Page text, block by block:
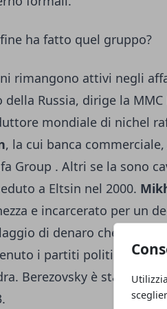
ha fatto quel gruppo?
rimangono attivi negli
della Russia, dirige la
mondiale di nichel
, la cui banca commerciale,
Group . Altri se la sono
a Eltsin nel 2000.
e incarcerato per un
di denaro che
i partiti politici
Berezovsky è stato